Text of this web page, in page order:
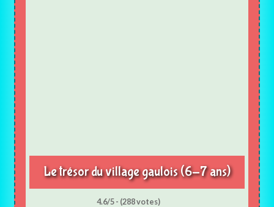
Le trésor du village gaulois (6-7 ans)
4.6/5 - (288 votes)